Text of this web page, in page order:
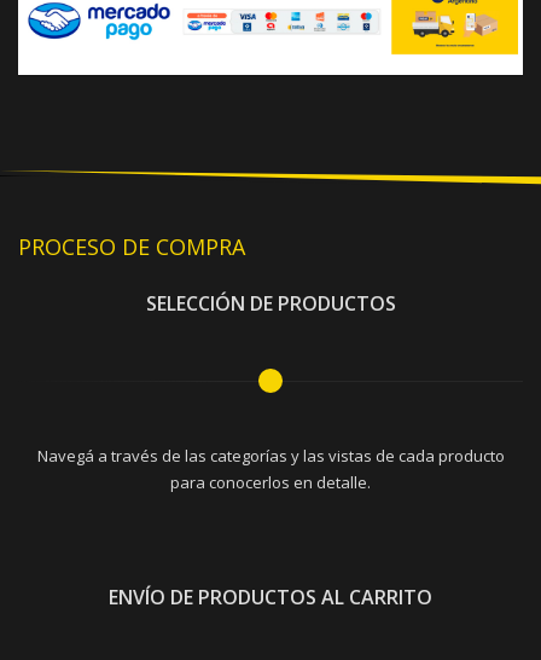
PROCESO DE COMPRA
SELECCIÓN DE PRODUCTOS
Navegá a través de las categorías y las vistas de cada producto
para conocerlos en detalle.
ENVÍO DE PRODUCTOS AL CARRITO